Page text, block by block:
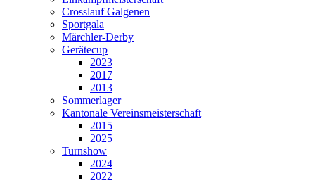
Crosslauf Galgenen
Sportgala
Märchler-Derby
Gerätecup
2023
2017
2013
Sommerlager
Kantonale Vereinsmeisterschaft
2015
2025
Turnshow
2024
2022